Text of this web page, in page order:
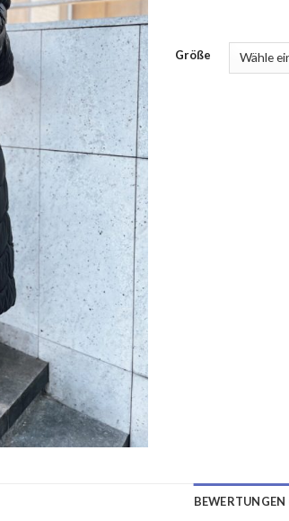
Größe
BEWERTUNGEN